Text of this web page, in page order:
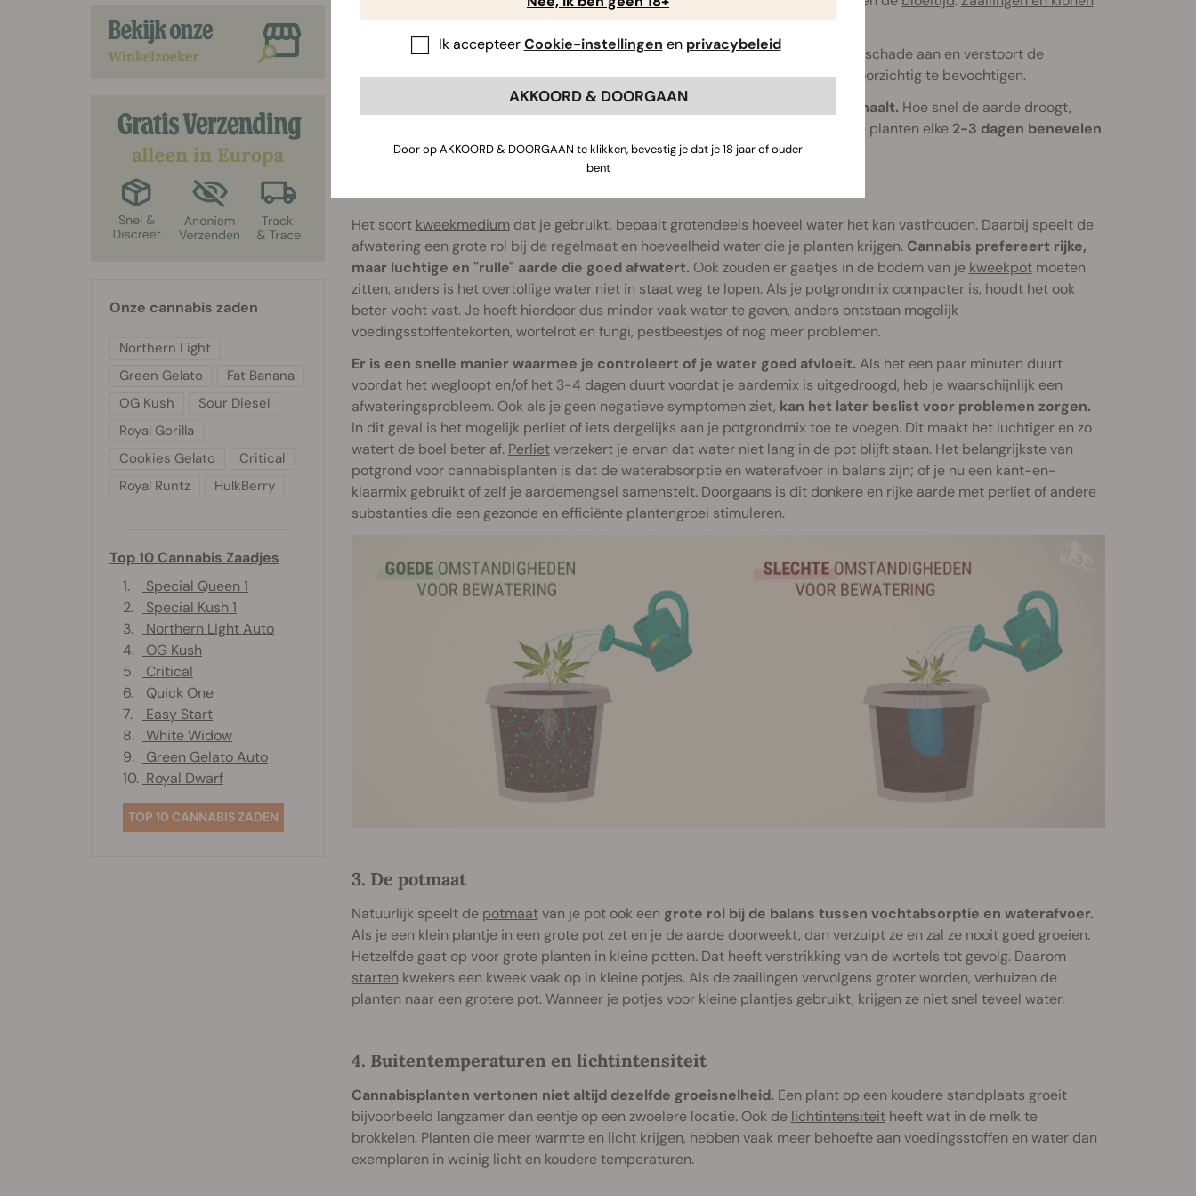
vragen veel minder water.
Voorkom een krachtige waterstraal in de vroege groeifase. Je richt gemakkelijk schade aan en verstoort de
ontwikkeling van de wortels. Gebruik liever een benevelaar om het substraat voorzichtig te bevochtigen.
Wacht tot de aarde helemaal is uitgedroogd voordat je de procedure herhaalt. Hoe snel de aarde droogt,
hangt af van de omstandigheden in de omgeving. Over het algemeen moet je je planten elke2-3 dagen benevelen.
Het soort kweekmedium dat je gebruikt, bepaalt grotendeels hoeveel water het kan vasthouden. Daarbij speelt de
afwatering een grote rol bij de regelmaat en hoeveelheid water die je planten krijgen.Cannabis prefereert rijke,
maar luchtige en "rulle" aarde die goed afwatert. Ook zouden er gaatjes in de bodem van je kweekpotmoeten
zitten, anders is het overtollige water niet in staat weg te lopen. Als je potgrondmix compacter is, houdt het ook
beter vocht vast. Je hoeft hierdoor dus minder vaak water te geven, anders ontstaan mogelijk
voedingsstoffentekorten, wortelrot en fungi, pestbeestjes of nog meer problemen.
Er is een snelle manier waarmee je controleert of je water goed afvloeit. Als het een paar minuten duurt
voordat het wegloopt en/of het 3-4 dagen duurt voordat je aardemix is uitgedroogd, heb je waarschijnlijk een
afwateringsprobleem. Ook als je geen negatieve symptomen ziet, kan het later beslist voor problemen zorgen.
In dit geval is het mogelijk perliet of iets dergelijks aan je potgrondmix toe te voegen. Dit maakt het luchtiger en zo
watert de boel beter af. Perlietverzekert je ervan dat water niet lang in de pot blijft staan. Het belangrijkste van
potgrond voor cannabisplanten is dat de waterabsorptie en waterafvoer in balans zijn; of je nu een kant-en-
klaarmix gebruikt of zelf je aardemengsel samenstelt. Doorgaans is dit donkere en rijke aarde met perliet of andere
substanties die een gezonde en efficiënte plantengroei stimuleren.
3. De potmaat
Natuurlijk speelt de potmaatvan je pot ook een grote rol bij de balans tussen vochtabsorptie en waterafvoer.
Als je een klein plantje in een grote pot zet en je de aarde doorweekt, dan verzuipt ze en zal ze nooit goed groeien.
Hetzelfde gaat op voor grote planten in kleine potten. Dat heeft verstrikking van de wortels tot gevolg. Daarom
starten kwekers een kweek vaak op in kleine potjes. Als de zaailingen vervolgens groter worden, verhuizen de
planten naar een grotere pot. Wanneer je potjes voor kleine plantjes gebruikt, krijgen ze niet snel teveel water.
4. Buitentemperaturen en lichtintensiteit
Cannabisplanten vertonen niet altijd dezelfde groeisnelheid. Een plant op een koudere standplaats groeit
bijvoorbeeld langzamer dan eentje op een zwoelere locatie. Ook de lichtintensiteitheeft wat in de melk te
brokkelen. Planten die meer warmte en licht krijgen, hebben vaak meer behoefte aan voedingsstoffen en water dan
exemplaren in weinig licht en koudere temperaturen.
Onze cannabis zaden
Northern Light
Green Gelato
Fat Banana
OG Kush
Sour Diesel
Royal Gorilla
Cookies Gelato
Critical
Royal Runtz
HulkBerry
Top 10 Cannabis Zaadjes
1.
Special Queen 1
2.
Special Kush 1
3.
Northern Light Auto
4.
OG Kush
5.
Critical
6.
Quick One
7.
Easy Start
8.
White Widow
9.
Green Gelato Auto
10. Royal Dwarf
TOP 10 CANNABIS ZADEN
Ik accepteerCookie-instellingen en privacybeleid
AKKOORD & DOORGAAN
Door op AKKOORD & DOORGAAN te klikken, bevestig je dat je 18 jaar of ouder
bent